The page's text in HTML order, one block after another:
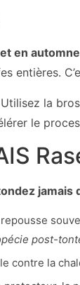
en automne
entières.
la
le
jamais
post-
contre la